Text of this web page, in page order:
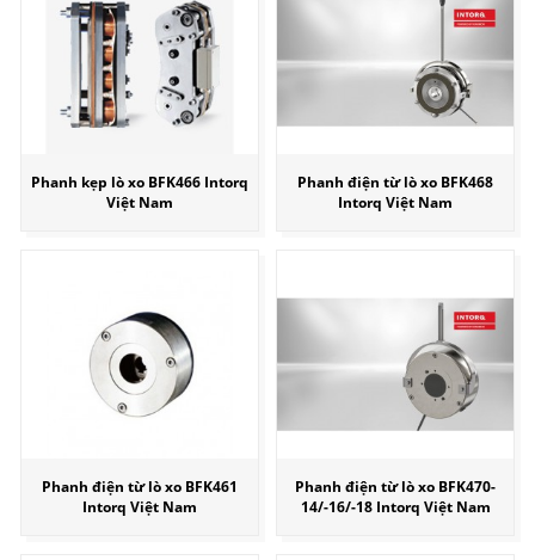
Phanh kẹp lò xo BFK466 Intorq
Việt Nam
Phanh điện từ lò xo BFK468
Intorq Việt Nam
Phanh điện từ lò xo BFK461
Intorq Việt Nam
Phanh điện từ lò xo BFK470-
14/-16/-18 Intorq Việt Nam